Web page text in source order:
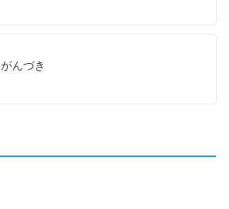
がんづき